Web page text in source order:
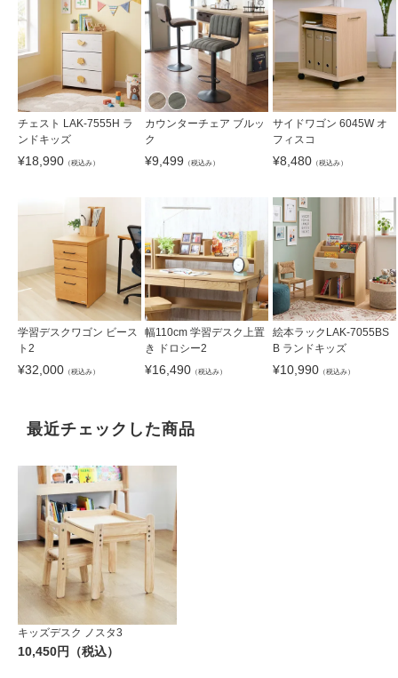
チェスト LAK-7555H ラ
ンドキッズ
¥18,990 （税込み）
カウンターチェア ブルッ
ク
¥9,499 （税込み）
サイドワゴン 6045W オ
フィスコ
¥8,480（税込み）
学習デスクワゴン ビース
ト2
¥32,000 （税込み）
幅110cm 学習デスク上置
き ドロシー2
¥16,490 （税込み）
絵本ラックLAK-7055BS
B ランドキッズ
¥10,990（税込み）
最近チェックした商品
キッズデスク ノスタ3
10,450円（税込）